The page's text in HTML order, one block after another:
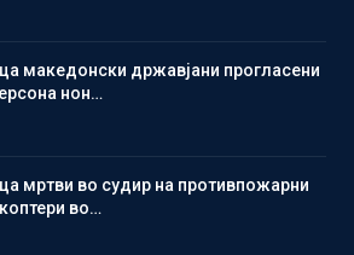
македонски државјани прогласени
нон…
мртви во судир на противпожарни
во…